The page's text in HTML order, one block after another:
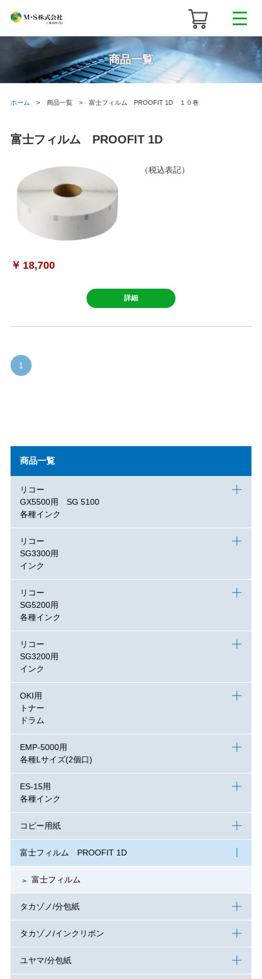
商品一覧
ホーム 商品一覧 富士フィルム PROOFIT 1D １０巻
富士フィルム PROOFIT 1D
（税込表記）
￥ 18,700
詳細
1
商品一覧
リコー
GX5500用 SG 5100
各種インク
リコー
SG3300用
インク
リコー
SG5200用
各種インク
リコー
SG3200用
インク
OKI用
トナー
ドラム
EMP-5000用
各種Lサイズ(2個口)
ES-15用
各種インク
コピー用紙
富士フィルム PROOFIT 1D
富士フィルム
タカゾノ/分包紙
タカゾノ/インクリボン
ユヤマ/分包紙